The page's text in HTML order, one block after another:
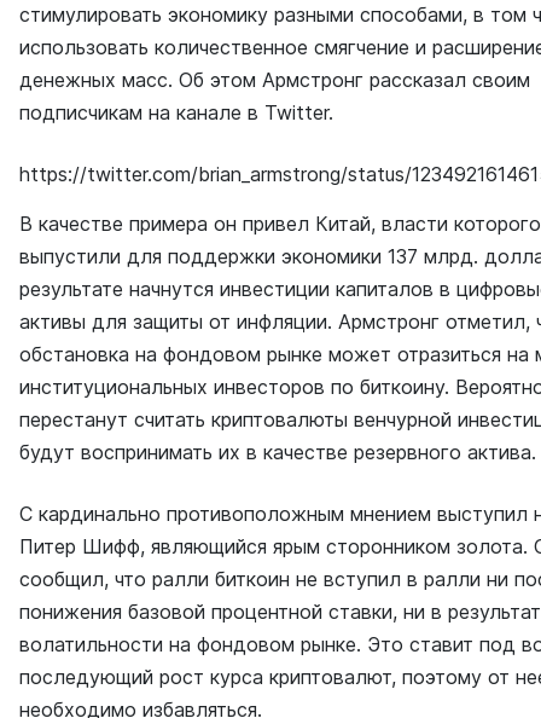
стимулировать экономику разными способами, в том
использовать количественное смягчение и
денежных масс. Об этом Армстронг рассказал своим
подписчикам на канале в Twitter.
https://twitter.com/brian_armstrong/status/
В качестве примера он привел Китай, власти
выпустили для поддержки экономики 137 млрд.
результате начнутся инвестиции капиталов в
активы для защиты от инфляции. Армстронг отметил,
обстановка на фондовом рынке может отразиться на
институциональных инвесторов по биткоину.
перестанут считать криптовалюты венчурной
будут воспринимать их в качестве резервного актива.
С кардинально противоположным мнением выступил
Питер Шифф, являющийся ярым сторонником золота.
сообщил, что ралли биткоин не вступил в ралли ни
понижения базовой процентной ставки, ни в
волатильности на фондовом рынке. Это ставит под
последующий рост курса криптовалют, поэтому от
необходимо избавляться.